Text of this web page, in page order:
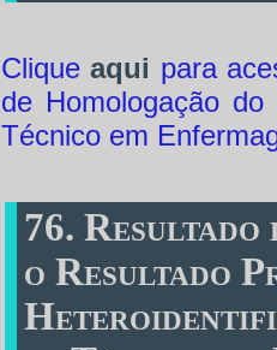
Cliqueaqui para
de Homologação
Técnico em
76.
o Resultado